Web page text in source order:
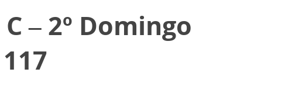
– 2º Domingo